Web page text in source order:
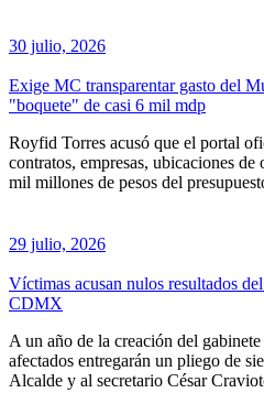
30 julio, 2026
Exige MC transparentar gasto del
"boquete" de casi 6 mil mdp
Royfid Torres acusó que el portal
contratos, empresas, ubicaciones
mil millones de pesos del
29 julio, 2026
Víctimas acusan nulos resultados
CDMX
A un año de la creación del
afectados entregarán un pliego de
Alcalde y al secretario César